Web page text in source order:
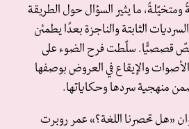
ما يثير السؤال حول الطريقة
الثابتة والناجزة بعدًا يطمئن
قصصيًّا. سلّطت فرح الضوء على
والإيقاع في العروض بوصفها
منهجية سردها وحكاياتها.
«هل تحصرنا اللغة؟» عمر روبرت